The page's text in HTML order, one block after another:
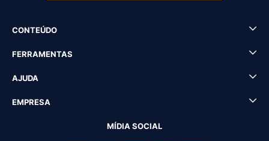
CONTEÚDO
FERRAMENTAS
AJUDA
EMPRESA
MÍDIA SOCIAL